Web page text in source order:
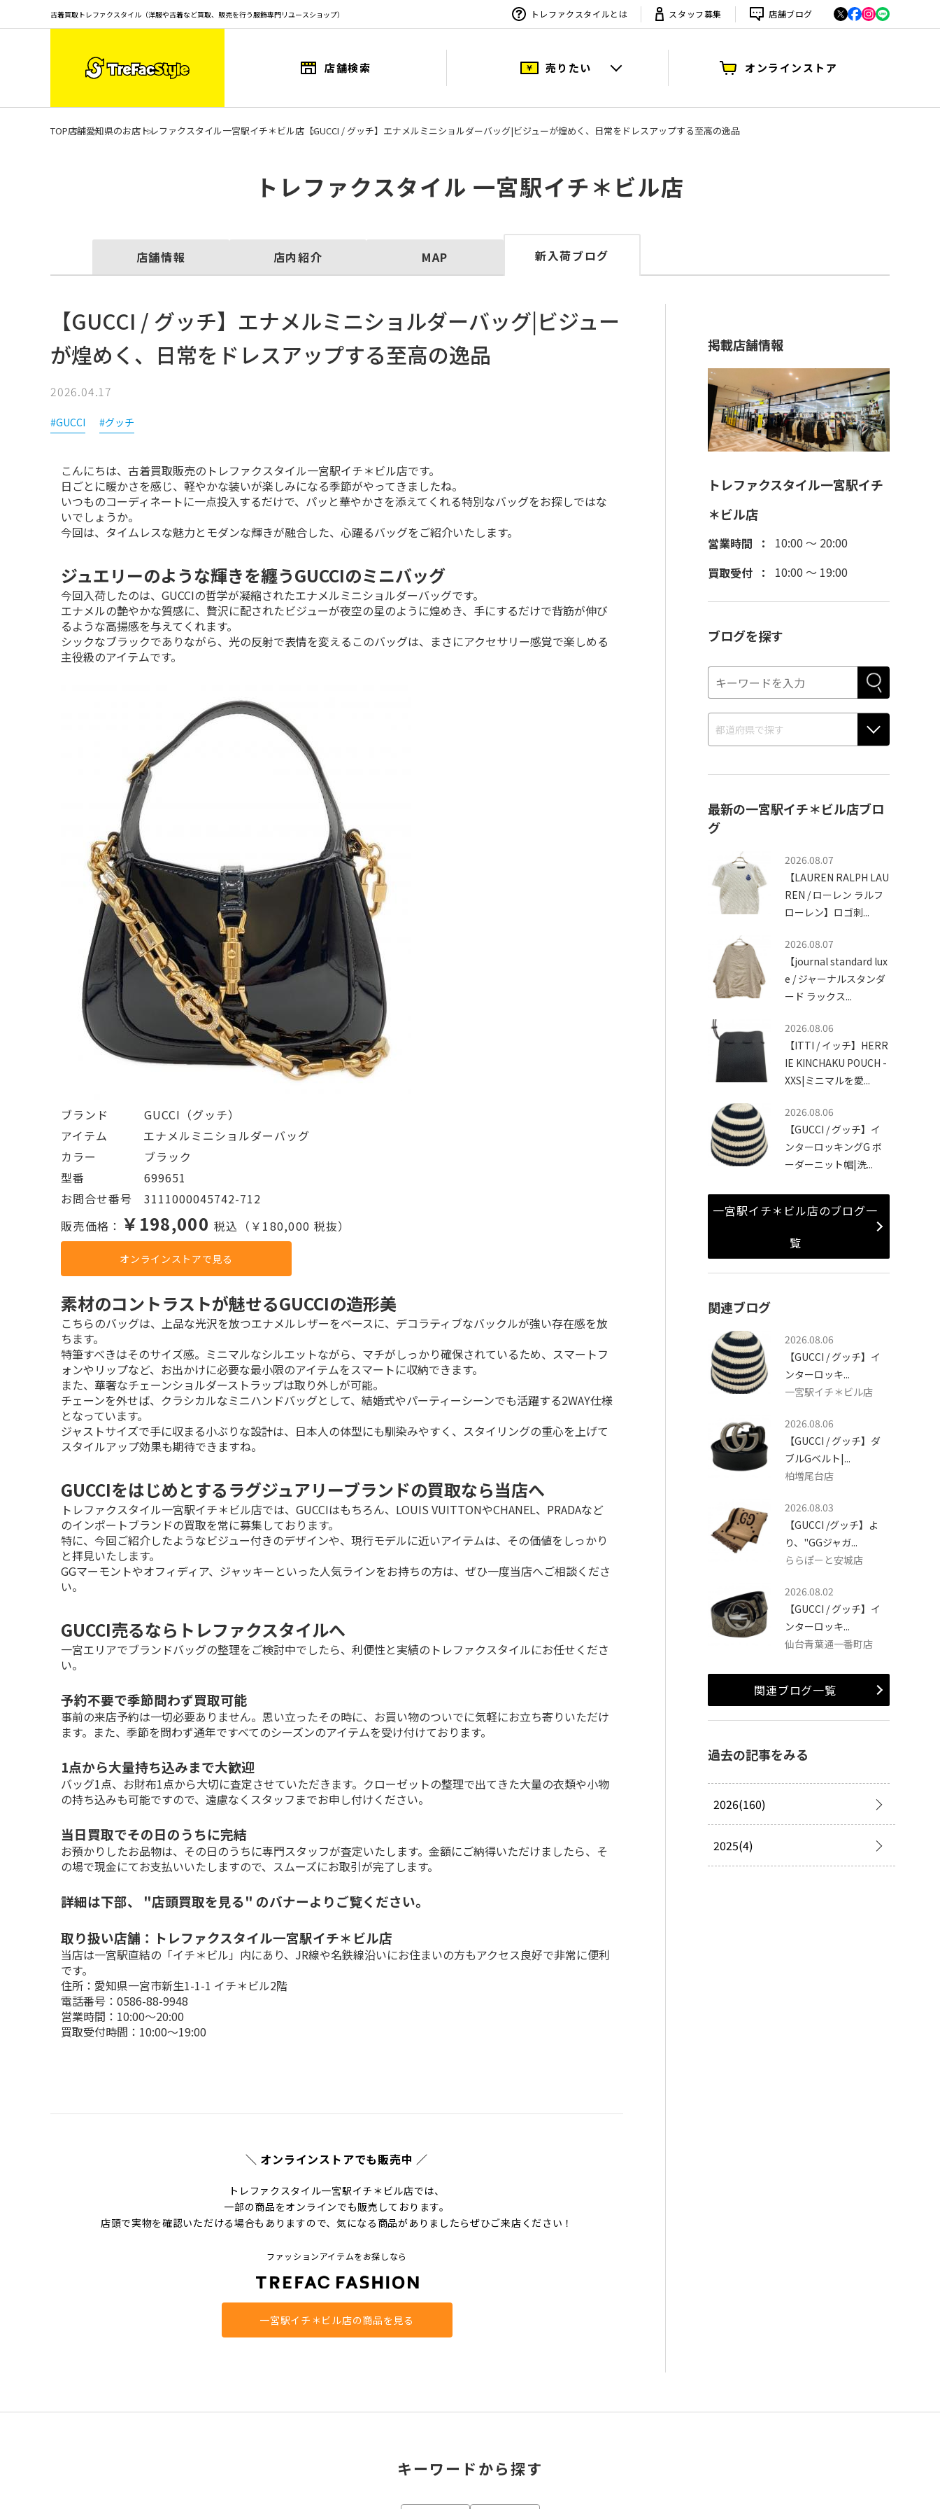
古着買取トレファクスタイル（洋服や古着など買取、販売を行う服飾専門リユースショップ） トレファクスタイルとは スタッフ募集 店舗ブログ
店舗検索 売りたい オンラインストア
TOP店舗愛知県のお店 トレファクスタイル一宮駅イチ＊ビル店 【GUCCI / グッチ】エナメルミニショルダーバッグ|ビジューが煌めく、日常をドレスアップする至高の逸品
トレファクスタイル 一宮駅イチ＊ビル店
店舗情報 店内紹介 MAP 新入荷ブログ
【GUCCI / グッチ】エナメルミニショルダーバッグ|ビジュー
が煌めく、日常をドレスアップする至高の逸品
2026.04.17
#GUCCI #グッチ
こんにちは、古着買取販売のトレファクスタイル一宮駅イチ＊ビル店です。
日ごとに暖かさを感じ、軽やかな装いが楽しみになる季節がやってきましたね。
いつものコーディネートに一点投入するだけで、パッと華やかさを添えてくれる特別なバッグをお探しではな
いでしょうか。
今回は、タイムレスな魅力とモダンな輝きが融合した、心躍るバッグをご紹介いたします。
ジュエリーのような輝きを纏うGUCCIのミニバッグ
今回入荷したのは、GUCCIの哲学が凝縮されたエナメルミニショルダーバッグです。
エナメルの艶やかな質感に、贅沢に配されたビジューが夜空の星のように煌めき、手にするだけで背筋が伸び
るような高揚感を与えてくれます。
シックなブラックでありながら、光の反射で表情を変えるこのバッグは、まさにアクセサリー感覚で楽しめる
主役級のアイテムです。
ブランド   GUCCI（グッチ）
アイテム   エナメルミニショルダーバッグ
カラー    ブラック
型番     699651
お問合せ番号 3111000045742-712
販売価格： ￥198,000 税込（￥180,000 税抜）
オンラインストアで見る
素材のコントラストが魅せるGUCCIの造形美
こちらのバッグは、上品な光沢を放つエナメルレザーをベースに、デコラティブなバックルが強い存在感を放
ちます。
特筆すべきはそのサイズ感。ミニマルなシルエットながら、マチがしっかり確保されているため、スマートフ
ォンやリップなど、お出かけに必要な最小限のアイテムをスマートに収納できます。
また、華奢なチェーンショルダーストラップは取り外しが可能。
チェーンを外せば、クラシカルなミニハンドバッグとして、結婚式やパーティーシーンでも活躍する2WAY仕様
となっています。
ジャストサイズで手に収まる小ぶりな設計は、日本人の体型にも馴染みやすく、スタイリングの重心を上げて
スタイルアップ効果も期待できますね。
GUCCIをはじめとするラグジュアリーブランドの買取なら当店へ
トレファクスタイル一宮駅イチ＊ビル店では、GUCCIはもちろん、LOUIS VUITTONやCHANEL、PRADAなど
のインポートブランドの買取を常に募集しております。
特に、今回ご紹介したようなビジュー付きのデザインや、現行モデルに近いアイテムは、その価値をしっかり
と拝見いたします。
GGマーモントやオフィディア、ジャッキーといった人気ラインをお持ちの方は、ぜひ一度当店へご相談くださ
い。
GUCCI売るならトレファクスタイルへ
一宮エリアでブランドバッグの整理をご検討中でしたら、利便性と実績のトレファクスタイルにお任せくださ
い。
予約不要で季節問わず買取可能
事前の来店予約は一切必要ありません。思い立ったその時に、お買い物のついでに気軽にお立ち寄りいただけ
ます。また、季節を問わず通年ですべてのシーズンのアイテムを受け付けております。
1点から大量持ち込みまで大歓迎
バッグ1点、お財布1点から大切に査定させていただきます。クローゼットの整理で出てきた大量の衣類や小物
の持ち込みも可能ですので、遠慮なくスタッフまでお申し付けください。
当日買取でその日のうちに完結
お預かりしたお品物は、その日のうちに専門スタッフが査定いたします。金額にご納得いただけましたら、そ
の場で現金にてお支払いいたしますので、スムーズにお取引が完了します。
詳細は下部、 "店頭買取を見る" のバナーよりご覧ください。
取り扱い店舗：トレファクスタイル一宮駅イチ＊ビル店
当店は一宮駅直結の「イチ＊ビル」内にあり、JR線や名鉄線沿いにお住まいの方もアクセス良好で非常に便利
です。
住所：愛知県一宮市新生1-1-1 イチ＊ビル2階
電話番号：0586-88-9948
営業時間：10:00～20:00
買取受付時間：10:00～19:00
＼ オンラインストアでも販売中 ／
トレファクスタイル一宮駅イチ＊ビル店では、
一部の商品をオンラインでも販売しております。
店頭で実物を確認いただける場合もありますので、気になる商品がありましたらぜひご来店ください！
ファッションアイテムをお探しなら
一宮駅イチ＊ビル店の商品を見る
掲載店舗情報
トレファクスタイル一宮駅イチ
＊ビル店
営業時間
10:00 ～ 20:00
買取受付
10:00 ～ 19:00
ブログを探す
最新の一宮駅イチ＊ビル店ブロ
グ
2026.08.07
【LAUREN RALPH LAU
REN / ローレン ラルフ
ローレン】ロゴ刺...
2026.08.07
【journal standard lux
e / ジャーナルスタンダ
ード ラックス...
2026.08.06
【ITTI / イッチ】HERR
IE KINCHAKU POUCH -
XXS|ミニマルを愛...
2026.08.06
【GUCCI / グッチ】イ
ンターロッキングG ボ
ーダーニット帽|洗...
一宮駅イチ＊ビル店のブログ一
覧
関連ブログ
2026.08.06
【GUCCI / グッチ】イ
ンターロッキ...
一宮駅イチ＊ビル店
2026.08.06
【GUCCI / グッチ】ダ
ブルGベルト|...
柏増尾台店
2026.08.03
【GUCCI /グッチ】よ
り、"GGジャガ...
ららぽーと安城店
2026.08.02
【GUCCI / グッチ】イ
ンターロッキ...
仙台青葉通一番町店
関連ブログ一覧
過去の記事をみる
2026(160)
2025(4)
キーワードから探す